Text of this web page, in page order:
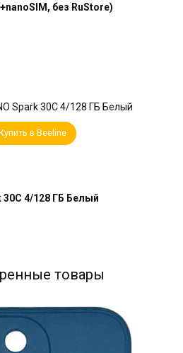
без RuStore)
в Beeline
4/128 ГБ Белый
товары